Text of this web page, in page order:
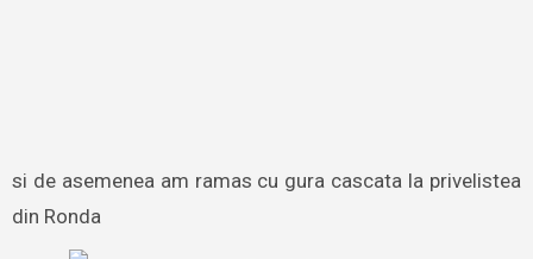
si de asemenea am ramas cu gura cascata la privelistea
din Ronda